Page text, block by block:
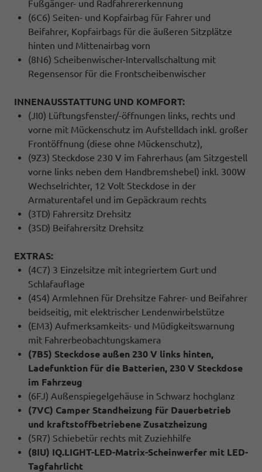
Fußgänger- und Radfahrererkennung
(6C6) Seiten- und Kopfairbag für Fahrer und
Beifahrer, Kopfairbags für die äußeren Sitzplätze
hinten und Mittenairbag vorn
(8N6) Scheibenwischer-Intervallschaltung mit
Regensensor für die Frontscheibenwischer
INNENAUSSTATTUNG UND KOMFORT:
(JI0) Lüftungsfenster/-öffnungen links, rechts und
vorne mit Mückenschutz im Aufstelldach inkl. großer
Frontöffnung (diese ohne Mückenschutz),
(9Z3) Steckdose 230 V im Fahrerhaus (am Sitzgestell
vorne links neben dem Handbremshebel) inkl. 300W
Wechselrichter, 12 Volt Steckdose in der
Armaturentafel und im Gepäckraum rechts
(3TD) Fahrersitz Drehsitz
(3SD) Beifahrersitz Drehsitz
EXTRAS:
(4C7) 3 Einzelsitze mit integriertem Gurt und
Schlafauflage
(4S4) Armlehnen für Drehsitze Fahrer- und Beifahrer
beidseitig, mit elektrischer Lendenwirbelstütze
(EM3) Aufmerksamkeits- und Müdigkeitswarnung
mit Fahrerbeobachtungskamera
(7B5) Steckdose außen 230 V links hinten,
Ladefunktion für die Batterien, 230 V Steckdose
im Fahrzeug
(6FJ) Außenspiegelgehäuse in Schwarz hochglanz
(7VC) Camper Standheizung für Dauerbetrieb
und kraftstoffbetriebene Zusatzheizung
(5R7) Schiebetür rechts mit Zuziehhilfe
(8IU) IQ.LIGHT-LED-Matrix-Scheinwerfer mit LED-
Tagfahrlicht